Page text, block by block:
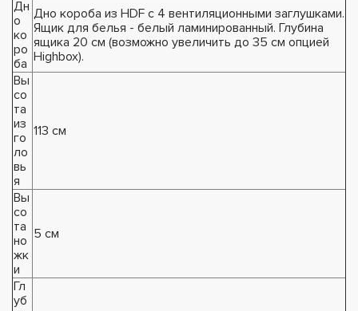
Дн
о
ко
ро
ба
Дно короба из HDF с 4 вентиляционными заглушками.
Ящик для белья - белый ламинированный. Глубина
ящика 20 см (возможно увеличить до 35 см опцией
Highbox).
Вы
со
та
из
го
ло
вь
я
113 см
Вы
со
та
но
жк
и
5 см
Гл
уб